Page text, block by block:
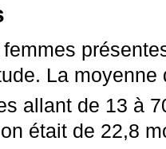
La
allant de 13 à
était de 22,8